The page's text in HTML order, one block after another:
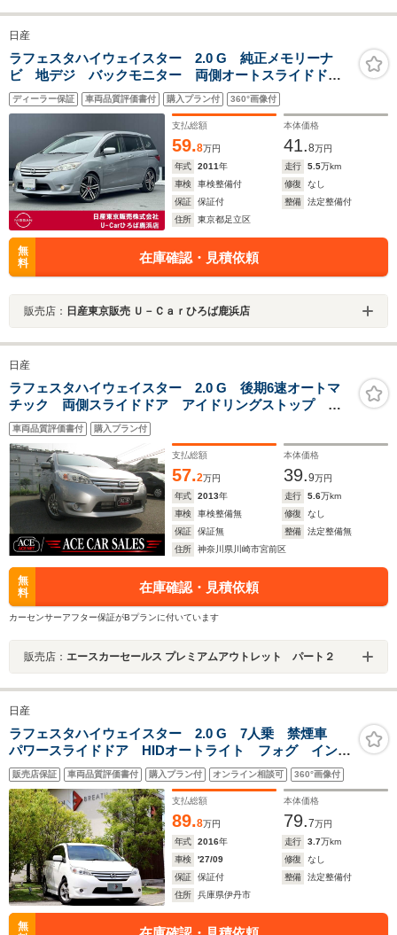
日産
ラフェスタハイウェイスター 2.0 G 純正メモリーナ
ビ 地デジ バックモニター 両側オートスライドド
ア キセノンヘッドライト アルミホイール オートエ
アコン プライバシーガラス プラスチックバイザー
EТC インテリキー フォグランプ
ディーラー保証 車両品質評価書付 購入プラン付 360°画像付
支払総額
59.8万円
本体価格
41.8万円
年式
2011年 走行 5.5万km
車検
車検整備付 修復
なし
保証
保証付 整備
法定整備付
住所
東京都足立区
無
料
在庫確認・見積依頼
販売店： 日産東京販売 Ｕ－Ｃａｒひろば鹿浜店
日産
ラフェスタハイウェイスター 2.0 G 後期6速オートマ
チック 両側スライドドア アイドリングストップ ナ
ビゲーションETCフルセグテレビBカメラ 社外15アル
ミ ディーラー整備記録簿25枚 車検令和10年8月
車両品質評価書付 購入プラン付
支払総額
57.2万円
本体価格
39.9万円
年式
2013年 走行 5.6万km
車検
車検整備無 修復
なし
保証
保証無 整備
法定整備無
住所
神奈川県川崎市宮前区
無
料
在庫確認・見積依頼
カーセンサーアフター保証がBプランに付いています
販売店： エースカーセールス プレミアムアウトレット パート２
日産
ラフェスタハイウェイスター 2.0 G 7人乗 禁煙車
パワースライドドア HIDオートライト フォグ インテ
リキー 純正15AW ETC 革巻きハンドル ステアスイ
ッチ プライバシーガラス ドアバイザー CDオーディ
オ アイドリングストップ
販売店保証 車両品質評価書付 購入プラン付 オンライン相談可 360°画像付
支払総額
89.8万円
本体価格
79.7万円
年式
2016年 走行 3.7万km
車検
'27/09 修復
なし
保証
保証付 整備
法定整備付
住所
兵庫県伊丹市
無